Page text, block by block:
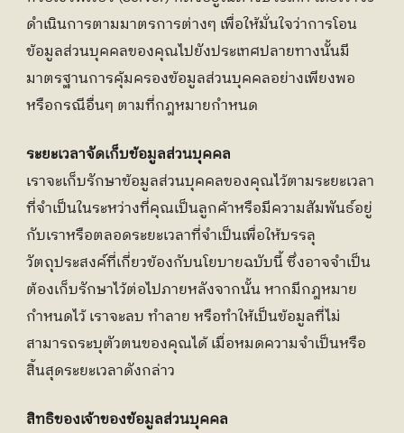
ดำเนินการตามมาตรการต่างๆ เพื่อให้มั่นใจว่าการโอน
ข้อมูลส่วนบุคคลของคุณไปยังประเทศปลายทางนั้นมี
มาตรฐานการคุ้มครองข้อมูลส่วนบุคคลอย่างเพียงพอ
หรือกรณีอื่นๆ ตามที่กฎหมายกำหนด
ระยะเวลาจัดเก็บข้อมูลส่วนบุคคล
เราจะเก็บรักษาข้อมูลส่วนบุคคลของคุณไว้ตามระยะเวลา
ที่จำเป็นในระหว่างที่คุณเป็นลูกค้าหรือมีความสัมพันธ์อยู่
กับเราหรือตลอดระยะเวลาที่จำเป็นเพื่อให้บรรลุ
วัตถุประสงค์ที่เกี่ยวข้องกับนโยบายฉบับนี้ ซึ่งอาจจำเป็น
ต้องเก็บรักษาไว้ต่อไปภายหลังจากนั้น หากมีกฎหมาย
กำหนดไว้ เราจะลบ ทำลาย หรือทำให้เป็นข้อมูลที่ไม่
สามารถระบุตัวตนของคุณได้ เมื่อหมดความจำเป็นหรือ
สิ้นสุดระยะเวลาดังกล่าว
สิทธิของเจ้าของข้อมูลส่วนบุคคล